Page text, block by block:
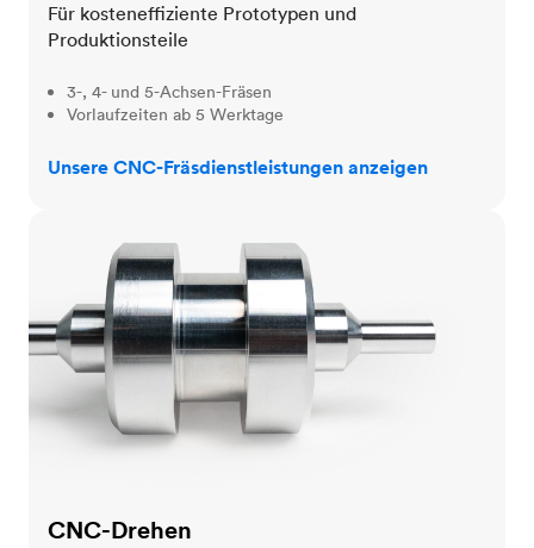
Für kosteneffiziente Prototypen und
Produktionsteile
3-, 4- und 5-Achsen-Fräsen
Vorlaufzeiten ab 5 Werktage
Unsere CNC-Fräsdienstleistungen anzeigen
CNC-Drehen